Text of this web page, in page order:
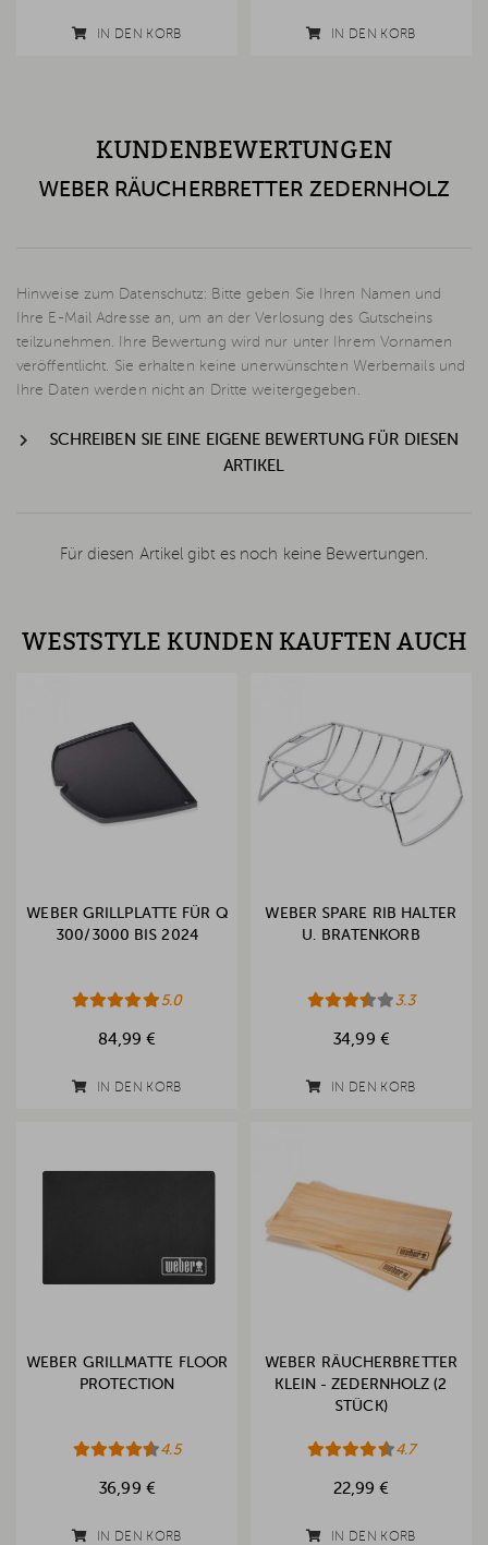
IN DEN KORB IN DEN KORB
KUNDENBEWERTUNGEN
WEBER RÄUCHERBRETTER ZEDERNHOLZ
Hinweise zum Datenschutz: Bitte geben Sie Ihren Namen und
Ihre E-Mail Adresse an, um an der Verlosung des Gutscheins
teilzunehmen. Ihre Bewertung wird nur unter Ihrem Vornamen
veröffentlicht. Sie erhalten keine unerwünschten Werbemails und
Ihre Daten werden nicht an Dritte weitergegeben.
SCHREIBEN SIE EINE EIGENE BEWERTUNG FÜR DIESEN
ARTIKEL
Für diesen Artikel gibt es noch keine Bewertungen.
WESTSTYLE KUNDEN KAUFTEN AUCH
WEBER GRILLPLATTE FÜR Q
300/3000 BIS 2024
5.0
84,99 €
IN DEN KORB
WEBER SPARE RIB HALTER
U. BRATENKORB
3.3
34,99 €
IN DEN KORB
WEBER GRILLMATTE FLOOR
PROTECTION
4.5
36,99 €
IN DEN KORB
WEBER RÄUCHERBRETTER
KLEIN - ZEDERNHOLZ (2
STÜCK)
4.7
22,99 €
IN DEN KORB